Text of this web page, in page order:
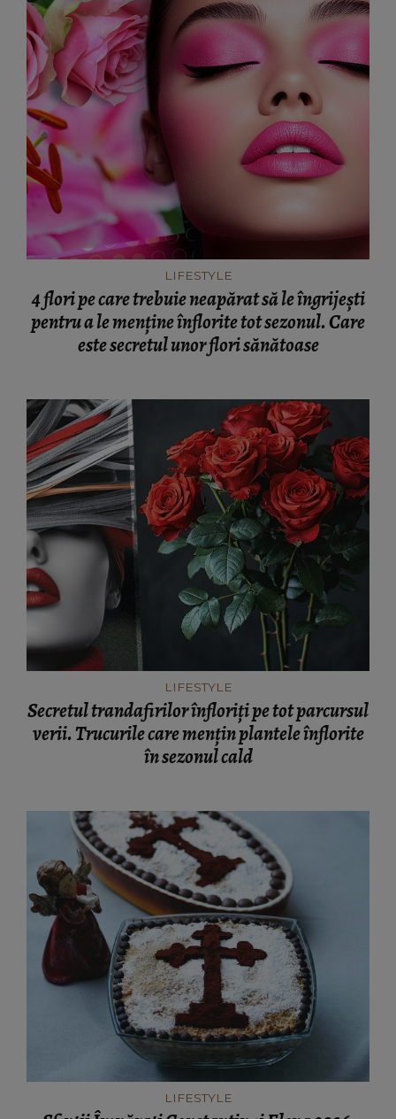
LIFESTYLE
4 flori pe care trebuie neapărat să le îngrijești
pentru a le menține înflorite tot sezonul. Care
este secretul unor flori sănătoase
LIFESTYLE
Secretul trandafirilor înfloriți pe tot parcursul
verii. Trucurile care mențin plantele înflorite
în sezonul cald
LIFESTYLE